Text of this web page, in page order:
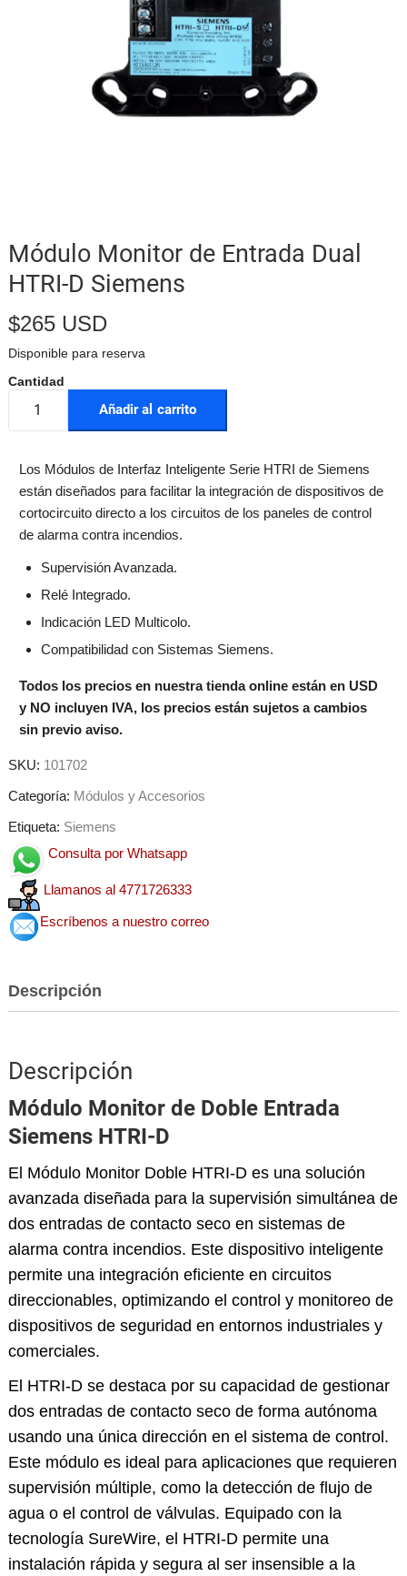
Módulo Monitor de Entrada Dual
HTRI-D Siemens
$265 USD
Disponible para reserva
Añadir al carrito
Los Módulos de Interfaz Inteligente Serie HTRI de Siemens
están diseñados para facilitar la integración de dispositivos de
cortocircuito directo a los circuitos de los paneles de control
de alarma contra incendios.
Supervisión Avanzada.
Relé Integrado.
Indicación LED Multicolo.
Compatibilidad con Sistemas Siemens.
Todos los precios en nuestra tienda online están en USD
y NO incluyen IVA, los precios están sujetos a cambios
sin previo aviso.
SKU: 101702
Categoría: Módulos y Accesorios
Etiqueta: Siemens
Consulta por Whatsapp
Llamanos al 4771726333
Escríbenos a nuestro correo
Descripción
Descripción
Módulo Monitor de Doble Entrada
Siemens HTRI-D
El Módulo Monitor Doble HTRI-D es una solución
avanzada diseñada para la supervisión simultánea de
dos entradas de contacto seco en sistemas de
alarma contra incendios. Este dispositivo inteligente
permite una integración eficiente en circuitos
direccionables, optimizando el control y monitoreo de
dispositivos de seguridad en entornos industriales y
comerciales.
El HTRI-D se destaca por su capacidad de gestionar
dos entradas de contacto seco de forma autónoma
usando una única dirección en el sistema de control.
Este módulo es ideal para aplicaciones que requieren
supervisión múltiple, como la detección de flujo de
agua o el control de válvulas. Equipado con la
tecnología SureWire, el HTRI-D permite una
instalación rápida y segura al ser insensible a la